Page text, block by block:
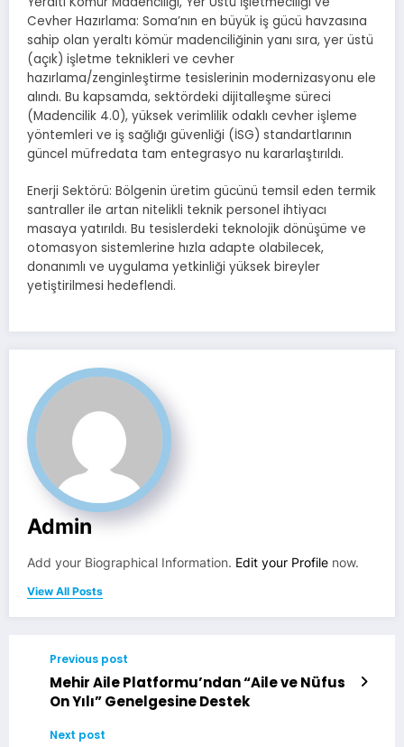
Cevher Hazırlama: Soma’nın en büyük iş gücü havzasına
sahip olan yeraltı kömür madenciliğinin yanı sıra, yer üstü
(açık) işletme teknikleri ve cevher
hazırlama/zenginleştirme tesislerinin modernizasyonu ele
alındı. Bu kapsamda, sektördeki dijitalleşme süreci
(Madencilik 4.0), yüksek verimlilik odaklı cevher işleme
yöntemleri ve iş sağlığı güvenliği (İSG) standartlarının
güncel müfredata tam entegrasyo nu kararlaştırıldı.
Enerji Sektörü: Bölgenin üretim gücünü temsil eden termik
santraller ile artan nitelikli teknik personel ihtiyacı
masaya yatırıldı. Bu tesislerdeki teknolojik dönüşüme ve
otomasyon sistemlerine hızla adapte olabilecek,
donanımlı ve uygulama yetkinliği yüksek bireyler
yetiştirilmesi hedeflendi.
Admin
Add your Biographical Information. Edit your Profile now.
View All Posts
Previous post
Mehir Aile Platformu’ndan “Aile ve Nüfus
On Yılı” Genelgesine Destek
Next post